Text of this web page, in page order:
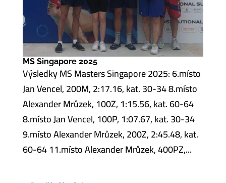
MS Singapore 2025
Výsledky MS Masters Singapore 2025: 6.místo
Jan Vencel, 200M, 2:17.16, kat. 30-34 8.místo
Alexander Mrůzek, 100Z, 1:15.56, kat. 60-64
8.místo Jan Vencel, 100P, 1:07.67, kat. 30-34
9.místo Alexander Mrůzek, 200Z, 2:45.48, kat.
60-64 11.místo Alexander Mrůzek, 400PZ,...